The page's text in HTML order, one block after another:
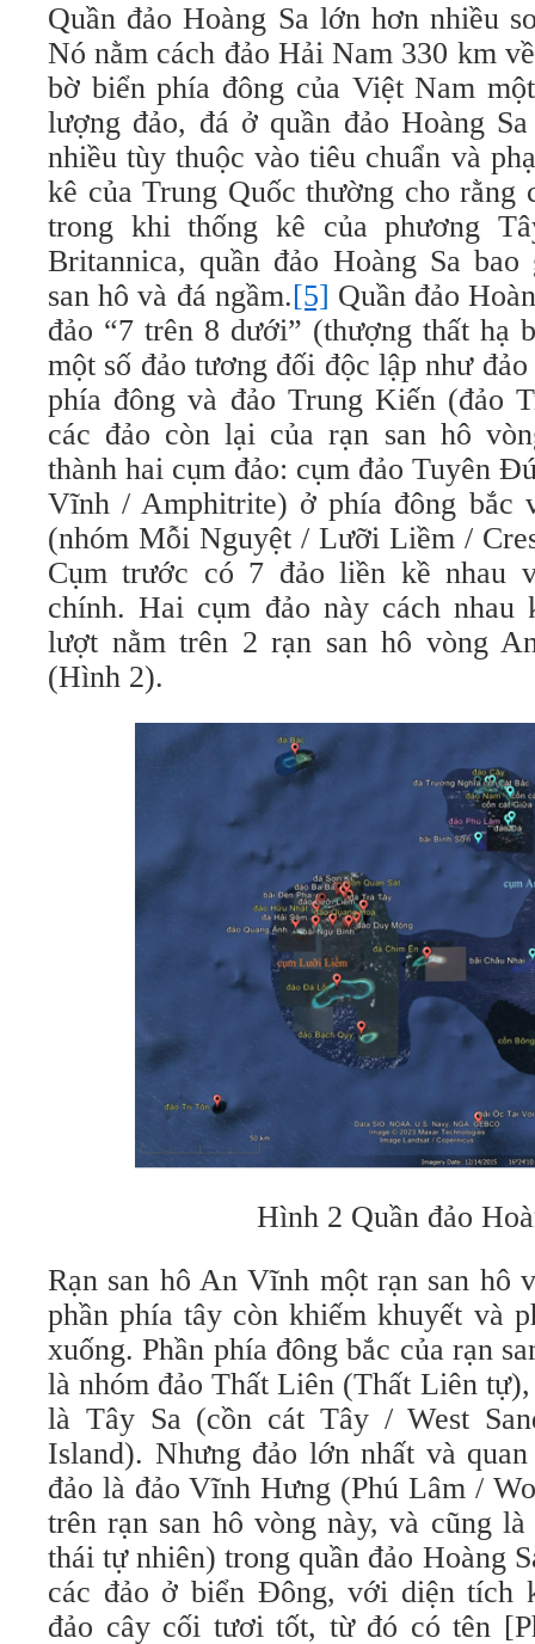
Quần đảo Hoàng Sa lớn hơn nhiều
Nó nằm cách đảo Hải Nam 330 km
bờ biển phía đông của Việt Nam
lượng đảo, đá ở quần đảo Hoàng
nhiều tùy thuộc vào tiêu chuẩn và
kê của Trung Quốc thường cho rằng
trong khi thống kê của phương
Britannica, quần đảo Hoàng Sa
san hô và đá ngầm.[5] Quần đảo
đảo “7 trên 8 dưới” (thượng thất hạ
một số đảo tương đối độc lập như
phía đông và đảo Trung Kiến (đảo
các đảo còn lại của rạn san hô
thành hai cụm đảo: cụm đảo Tuyên
Vĩnh / Amphitrite) ở phía đông bắc
(nhóm Mỗi Nguyệt / Lưỡi Liềm /
Cụm trước có 7 đảo liền kề nhau
chính. Hai cụm đảo này cách nhau
lượt nằm trên 2 rạn san hô vòng
(Hình 2).
Hình 2 Quần đảo
Rạn san hô An Vĩnh một rạn san hô
phần phía tây còn khiếm khuyết và
xuống. Phần phía đông bắc của rạn
là nhóm đảo Thất Liên (Thất Liên
là Tây Sa (cồn cát Tây / West
Island). Nhưng đảo lớn nhất và
đảo là đảo Vĩnh Hưng (Phú Lâm /
trên rạn san hô vòng này, và cũng
thái tự nhiên) trong quần đảo Hoàng
các đảo ở biển Đông, với diện tích
đảo cây cối tươi tốt, từ đó có tên